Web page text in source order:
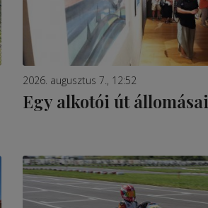
2026. augusztus 7., 12:52
Egy alkotói út állomásai